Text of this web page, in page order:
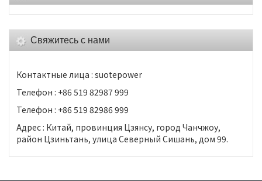
Свяжитесь с нами
Контактные лица : suotepower
Телефон : +86 519 82987 999
Телефон : +86 519 82986 999
Адрес : Китай, провинция Цзянсу, город Чанчжоу,
район Цзиньтань, улица Северный Сишань, дом 99.